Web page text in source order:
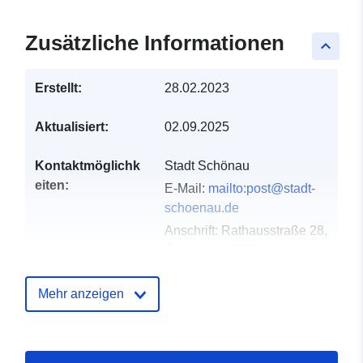
keyboard_arrow_up
Zusätzliche Informationen
Erstellt: 28.02.2023
Aktualisiert: 02.09.2025
Kontaktmöglichk
eiten:
Stadt Schönau
E-Mail: mailto:post@stadt-
schoenau.de
Anschrift: Rathausstraße 28,
Verzeichnis der
Zu data.europa.eu hinzugefügt:
Mehr anzeigen